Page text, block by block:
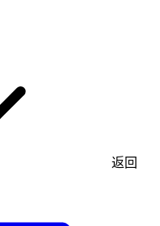
返回